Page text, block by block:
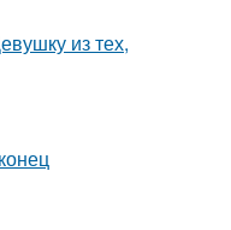
из тех,